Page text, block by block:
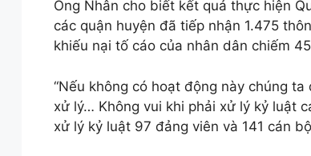
Ông Nhân cho biết kết quả thực hiện
các quận huyện đã tiếp nhận 1.475
khiếu nại tố cáo của nhân dân chiếm
“Nếu không có hoạt động này chúng
xử lý… Không vui khi phải xử lý kỷ luật
xử lý kỷ luật 97 đảng viên và 141 cán